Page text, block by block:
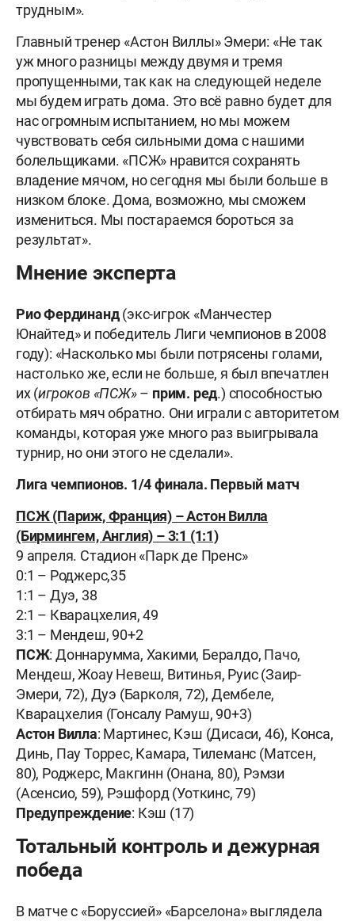
трудным».
Главный тренер «Астон Виллы» Эмери: «Не так
уж много разницы между двумя и тремя
пропущенными, так как на следующей неделе
мы будем играть дома. Это всё равно будет для
нас огромным испытанием, но мы можем
чувствовать себя сильными дома с нашими
болельщиками. «ПСЖ» нравится сохранять
владение мячом, но сегодня мы были больше в
низком блоке. Дома, возможно, мы сможем
измениться. Мы постараемся бороться за
результат».
Мнение эксперта
РиоФердинанд(экс-игрок «Манчестер
Юнайтед» и победитель Лиги чемпионов в 2008
году): «Насколько мы были потрясены голами,
настолько же, если не больше, я был впечатлен
их (игроков «ПСЖ»– прим. ред.) способностью
отбирать мяч обратно. Они играли с авторитетом
команды, которая уже много раз выигрывала
турнир, но они этого не сделали».
Лига чемпионов. 1/4 финала. Первый матч
ПСЖ (Париж, Франция) – Астон Вилла
(Бирмингем, Англия) – 3:1 (1:1)
9 апреля. Стадион «Парк де Пренс»
0:1 – Роджерс,35
1:1 – Дуэ, 38
2:1 – Кварацхелия, 49
3:1 – Мендеш, 90+2
ПСЖ: Доннарумма, Хакими, Бералдо, Пачо,
Мендеш, Жоау Невеш, Витинья, Руис (Заир-
Эмери, 72), Дуэ (Барколя, 72), Дембеле,
Кварацхелия (Гонсалу Рамуш, 90+3)
Астон Вилла: Мартинес, Кэш (Дисаси, 46), Конса,
Динь, Пау Торрес, Камара, Тилеманс (Матсен,
80), Роджерс, Макгинн (Онана, 80), Рэмзи
(Асенсио, 59), Рэшфорд (Уоткинс, 79)
Предупреждение: Кэш (17)
Тотальный контроль и дежурная
победа
В матче с «Боруссией» «Барселона» выглядела